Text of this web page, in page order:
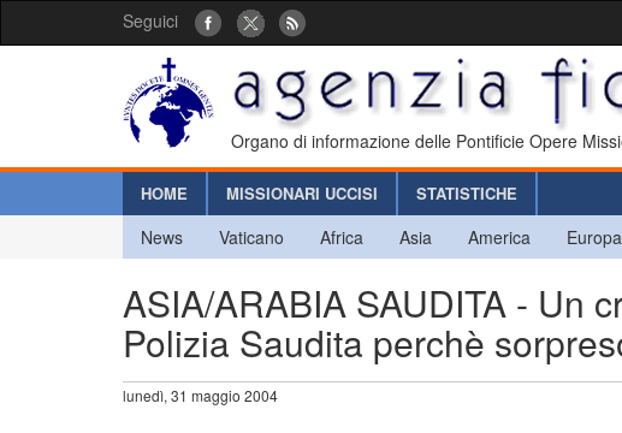
Seguici
Organo di informazione delle Pontificie Opere
HOME MISSIONARI UCCISI STATISTICHE
News Vaticano Africa Asia America Europa
ASIA/ARABIA SAUDITA - Un
Polizia Saudita perchè
lunedì, 31 maggio 2004